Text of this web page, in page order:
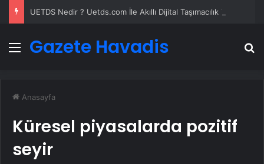
Menü
Gazete Havadis
Anasayfa
Küresel piyasalarda pozitif
seyir